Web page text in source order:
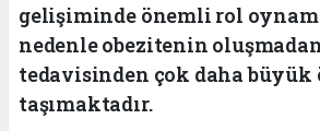
gelişiminde önemli rol
nedenle obezitenin
tedavisinden çok daha büyük
taşımaktadır.